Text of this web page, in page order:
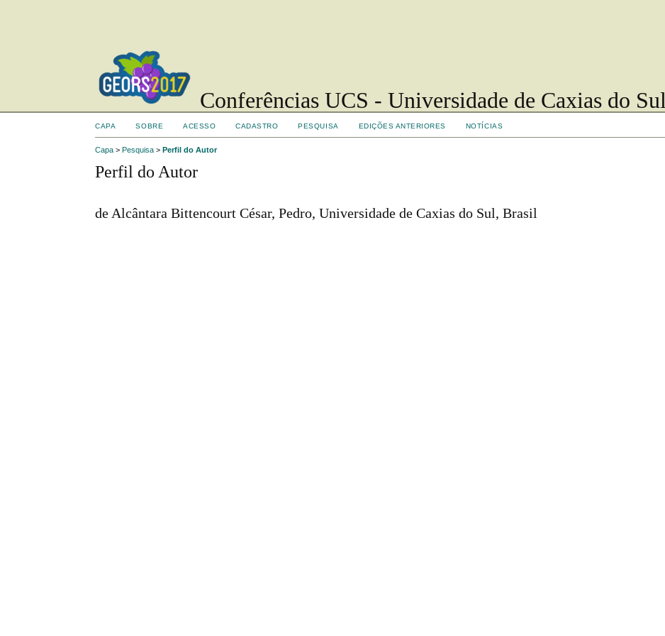
Conferências UCS - Universidade de Caxias do Sul
CAPA SOBRE ACESSO CADASTRO PESQUISA EDIÇÕES ANTERIORES NOTÍCIAS
Capa >Pesquisa >Perfil do Autor
Perfil do Autor
de Alcântara Bittencourt César, Pedro, Universidade de Caxias do Sul, Brasil